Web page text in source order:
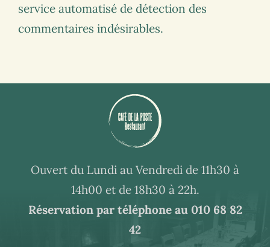
service automatisé de détection des
commentaires indésirables.
Ouvert du Lundi au Vendredi de 11h30 à
14h00 et de 18h30 à 22h.
Réservation par téléphone au 010 68 82
42